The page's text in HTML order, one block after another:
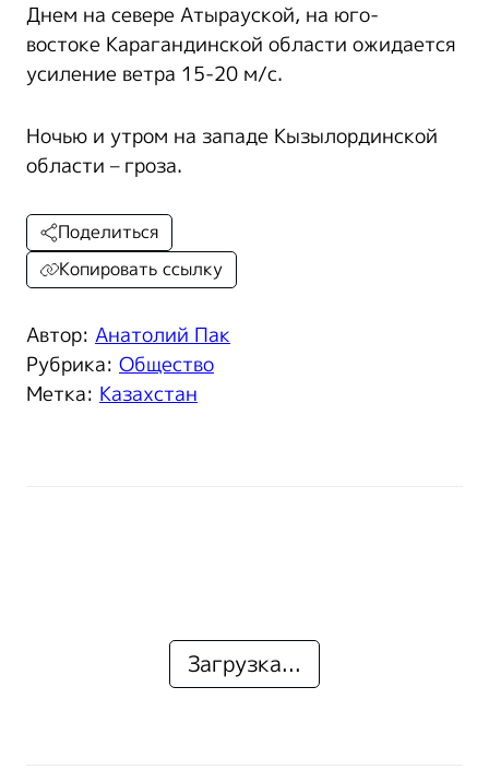
Днем на севере Атырауской, на юго-
востоке Карагандинской области ожидается
усиление ветра 15-20 м/с.
Ночью и утром на западе Кызылординской
области – гроза.
Автор: Анатолий Пак
Рубрика: Общество
Метка: Казахстан
Поделиться
Копировать ссылку
Загрузка...